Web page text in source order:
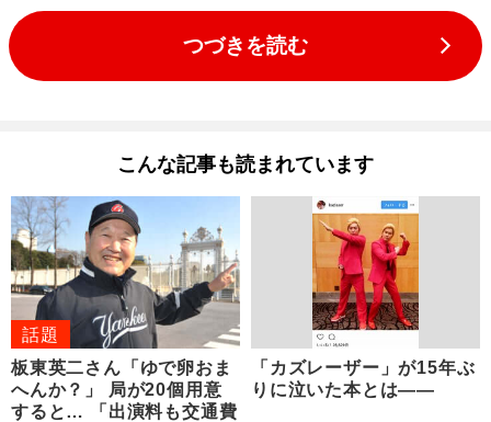
つづきを読む
こんな記事も読まれています
話題
板東英二さん「ゆで卵おま
へんか？」 局が20個用意
すると… 「出演料も交通費
「カズレーザー」が15年ぶ
りに泣いた本とは――